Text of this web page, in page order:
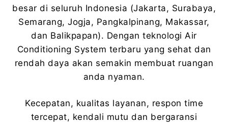
besar di seluruh Indonesia (Jakarta, Surabaya,
Semarang, Jogja, Pangkalpinang, Makassar,
dan Balikpapan). Dengan teknologi Air
Conditioning System terbaru yang sehat dan
rendah daya akan semakin membuat ruangan
anda nyaman.
Kecepatan, kualitas layanan, respon time
tercepat, kendali mutu dan bergaransi